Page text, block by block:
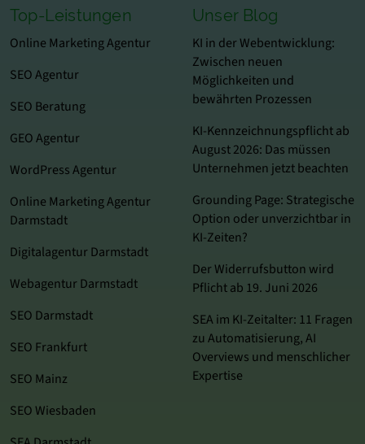
Top-Leistungen
Online Marketing Agentur
SEO Agentur
SEO Beratung
GEO Agentur
WordPress Agentur
Online Marketing Agentur
Darmstadt
Digitalagentur Darmstadt
Webagentur Darmstadt
SEO Darmstadt
SEO Frankfurt
SEO Mainz
SEO Wiesbaden
Unser Blog
KI in der Webentwicklung:
Zwischen neuen
Möglichkeiten und
bewährten Prozessen
KI-Kennzeichnungspflicht ab
August 2026: Das müssen
Unternehmen jetzt beachten
Grounding Page: Strategische
Option oder unverzichtbar in
KI-Zeiten?
Der Widerrufsbutton wird
Pflicht ab 19. Juni 2026
SEA im KI‑Zeitalter: 11 Fragen
zu Automatisierung, AI
Overviews und menschlicher
Expertise